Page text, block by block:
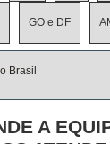
GO e DF
Brasil
A